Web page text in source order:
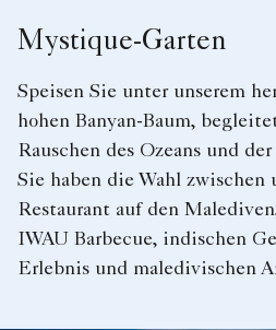
Mystique-Garten
Speisen Sie unter unserem
hohen Banyan-Baum,
Rauschen des Ozeans und
Sie haben die Wahl zwischen
Restaurant auf den
IWAU Barbecue, indischen
Erlebnis und maledivischen